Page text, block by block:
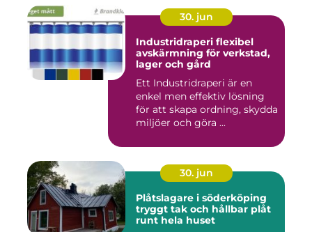
30. jun
Industridraperi flexibel
avskärmning för verkstad,
lager och gård
Ett Industridraperi är en
enkel men effektiv lösning
för att skapa ordning, skydda
miljöer och göra ...
30. jun
Plåtslagare i söderköping
tryggt tak och hållbar plåt
runt hela huset